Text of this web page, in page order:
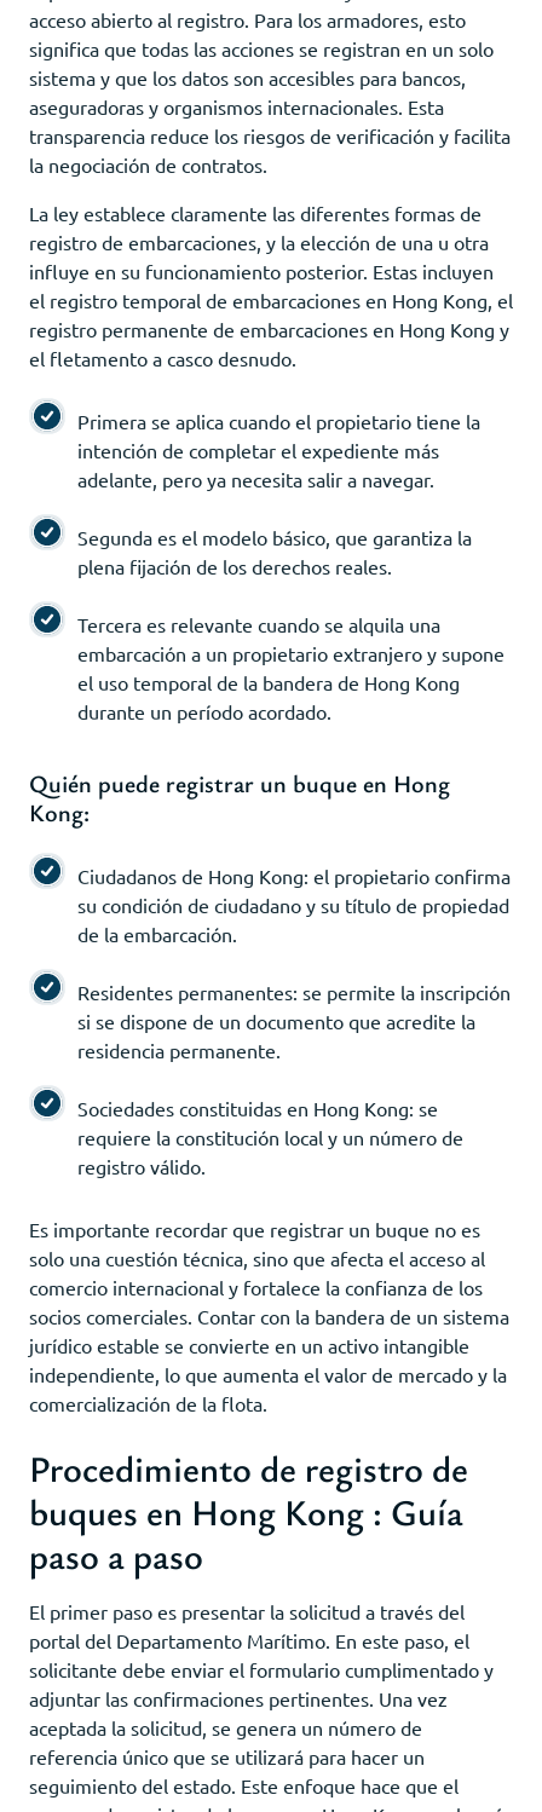
acceso abierto al registro. Para los armadores, esto
significa que todas las acciones se registran en un solo
sistema y que los datos son accesibles para bancos,
aseguradoras y organismos internacionales. Esta
transparencia reduce los riesgos de verificación y facilita
la negociación de contratos.
La ley establece claramente las diferentes formas de
registro de embarcaciones, y la elección de una u otra
influye en su funcionamiento posterior. Estas incluyen
el registro temporal de embarcaciones en Hong Kong, el
registro permanente de embarcaciones en Hong Kong y
el fletamento a casco desnudo.
Primera se aplica cuando el propietario tiene la
intención de completar el expediente más
adelante, pero ya necesita salir a navegar.
Segunda es el modelo básico, que garantiza la
plena fijación de los derechos reales.
Tercera es relevante cuando se alquila una
embarcación a un propietario extranjero y supone
el uso temporal de la bandera de Hong Kong
durante un período acordado.
Quién puede registrar un buque en Hong
Kong:
Ciudadanos de Hong Kong: el propietario confirma
su condición de ciudadano y su título de propiedad
de la embarcación.
Residentes permanentes: se permite la inscripción
si se dispone de un documento que acredite la
residencia permanente.
Sociedades constituidas en Hong Kong: se
requiere la constitución local y un número de
registro válido.
Es importante recordar que registrar un buque no es
solo una cuestión técnica, sino que afecta el acceso al
comercio internacional y fortalece la confianza de los
socios comerciales. Contar con la bandera de un sistema
jurídico estable se convierte en un activo intangible
independiente, lo que aumenta el valor de mercado y la
comercialización de la flota.
Procedimiento de registro de
buques en Hong Kong : Guía
paso a paso
El primer paso es presentar la solicitud a través del
portal del Departamento Marítimo. En este paso, el
solicitante debe enviar el formulario cumplimentado y
adjuntar las confirmaciones pertinentes. Una vez
aceptada la solicitud, se genera un número de
referencia único que se utilizará para hacer un
seguimiento del estado. Este enfoque hace que el